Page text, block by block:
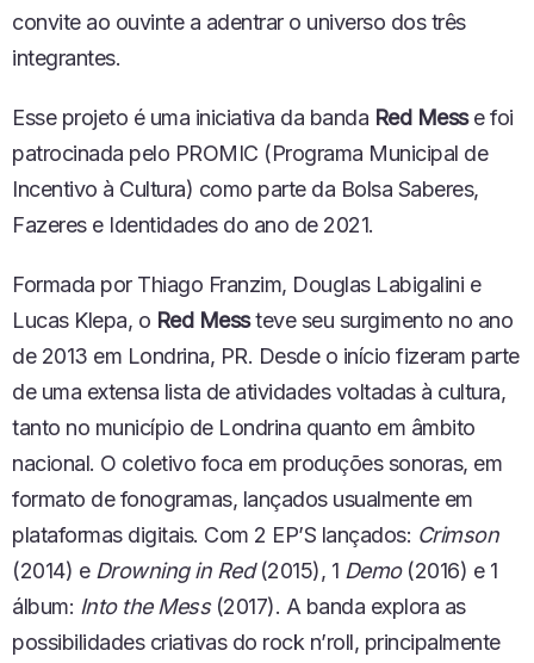
convite ao ouvinte a adentrar o universo dos três
integrantes.
Esse projeto é uma iniciativa da banda Red Messe foi
patrocinada pelo PROMIC (Programa Municipal de
Incentivo à Cultura) como parte da Bolsa Saberes,
Fazeres e Identidades do ano de 2021.
Formada por Thiago Franzim, Douglas Labigalini e
Lucas Klepa, o Red Messteve seu surgimento no ano
de 2013 em Londrina, PR. Desde o início fizeram parte
de uma extensa lista de atividades voltadas à cultura,
tanto no município de Londrina quanto em âmbito
nacional. O coletivo foca em produções sonoras, em
formato de fonogramas, lançados usualmente em
plataformas digitais. Com 2 EP’S lançados: Crimson
(2014) e Drowning in Red(2015), 1 Demo(2016) e 1
álbum: Into the Mess(2017). A banda explora as
possibilidades criativas do rock n’roll, principalmente